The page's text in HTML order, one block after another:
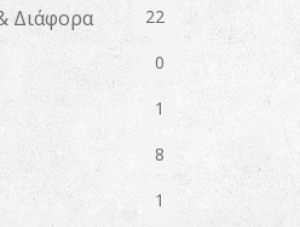
Διάφορα 22
0
1
8
1